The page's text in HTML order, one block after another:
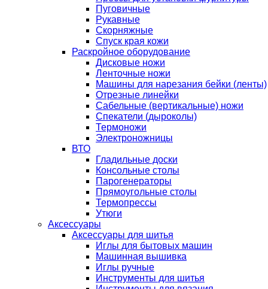
Пуговичные
Рукавные
Скорняжные
Спуск края кожи
Раскройное оборудование
Дисковые ножи
Ленточные ножи
Машины для нарезания бейки (ленты)
Отрезные линейки
Сабельные (вертикальные) ножи
Спекатели (дыроколы)
Термоножи
Электроножницы
ВТО
Гладильные доски
Консольные столы
Парогенераторы
Прямоугольные столы
Термопрессы
Утюги
Аксессуары
Аксессуары для шитья
Иглы для бытовых машин
Машинная вышивка
Иглы ручные
Инструменты для шитья